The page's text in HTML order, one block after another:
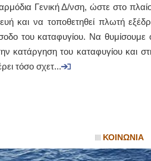
Γενική Δ/νση, ώστε στο
και να τοποθετηθεί πλωτή
του καταφυγίου. Να θυμίσουμε
κατάργηση του καταφυγίου και
τόσο σχετ...
ΚΟΙΝΩΝΙΑ
ΙΩΑΝΝΗΣ Α. ΜΑΛΛΙΑΣ
ΧΕΙΡΟΥΡΓΟΣ
ΟΦΘΑΛΜΙΑΤΡΟΣ
Διδάκτωρ Ιατρικής Σχολής
Πανεπιστημίου Αθηνών
Χειρουργός Ωτορινολαρυγγολόγος
Έλενα Μπούμπα